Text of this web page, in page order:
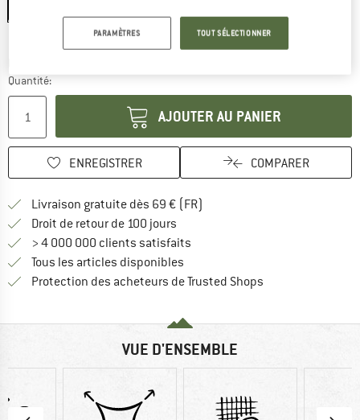
Quantité:
AJOUTER AU PANIER
ENREGISTRER COMPARER
Livraison gratuite dès 69 € (FR)
Droit de retour de 100 jours
> 4 000 000 clients satisfaits
Tous les articles disponibles
Protection des acheteurs de Trusted Shops
VUE D'ENSEMBLE
PARAMÈTRES TOUT SÉLECTIONNER